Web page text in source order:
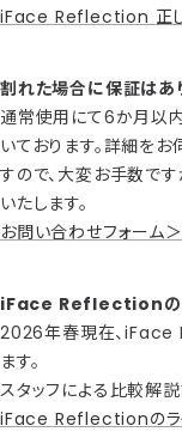
iFace Reflection 正
割れた場合に保証はあ
通常使用にて6か月以
いております。詳細を
すので、大変お手数で
いたします。
お問い合わせフォーム
iFace Reflectionの商
2026年春現在、iFace
ます。
スタッフによる比較解
iFace Reflectionのラ